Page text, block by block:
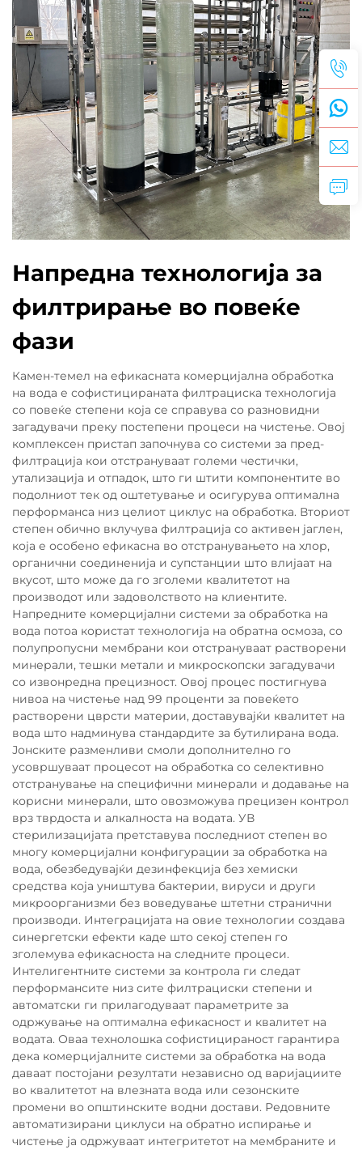
Напредна технологија за
филтрирање во повеќе
фази
Камен-темел на ефикасната комерцијална обработка
на вода е софистицираната филтрациска технологија
со повеќе степени која се справува со разновидни
загадувачи преку постепени процеси на чистење. Овој
комплексен пристап започнува со системи за пред-
филтрација кои отстрануваат големи честички,
утализација и отпадок, што ги штити компонентите во
подолниот тек од оштетување и осигурува оптимална
перформанса низ целиот циклус на обработка. Вториот
степен обично вклучува филтрација со активен јаглен,
која е особено ефикасна во отстранувањето на хлор,
органични соединенија и супстанции што влијаат на
вкусот, што може да го зголеми квалитетот на
производот или задоволството на клиентите.
Напредните комерцијални системи за обработка на
вода потоа користат технологија на обратна осмоза, со
полупропусни мембрани кои отстрануваат растворени
минерали, тешки метали и микроскопски загадувачи
со извонредна прецизност. Овој процес постигнува
нивоа на чистење над 99 проценти за повеќето
растворени цврсти материи, доставувајќи квалитет на
вода што надминува стандардите за бутилирана вода.
Јонските разменливи смоли дополнително го
усовршуваат процесот на обработка со селективно
отстранување на специфични минерали и додавање на
корисни минерали, што овозможува прецизен контрол
врз тврдоста и алкалноста на водата. УВ
стерилизацијата претставува последниот степен во
многу комерцијални конфигурации за обработка на
вода, обезбедувајќи дезинфекција без хемиски
средства која уништува бактерии, вируси и други
микроорганизми без воведување штетни странични
производи. Интеграцијата на овие технологии создава
синергетски ефекти каде што секој степен го
зголемува ефикасноста на следните процеси.
Интелигентните системи за контрола ги следат
перформансите низ сите филтрациски степени и
автоматски ги прилагодуваат параметрите за
одржување на оптимална ефикасност и квалитет на
водата. Оваа технолошка софистицираност гарантира
дека комерцијалните системи за обработка на вода
даваат постојани резултати независно од варијациите
во квалитетот на влезната вода или сезонските
промени во општинските водни достави. Редовните
автоматизирани циклуси на обратно испирање и
чистење ја одржуваат интегритетот на мембраните и